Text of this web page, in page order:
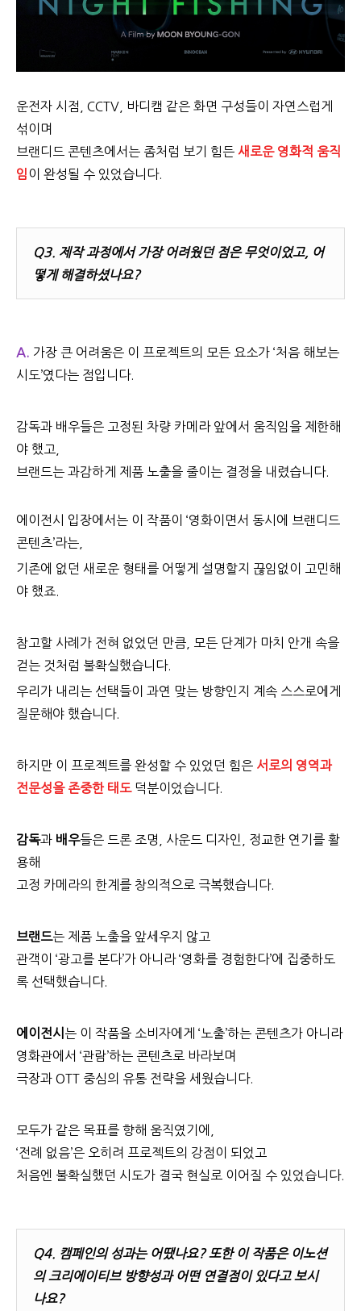
운전자 시점, CCTV, 바디캠 같은 화면 구성들이 자연스럽게
섞이며
브랜디드 콘텐츠에서는 좀처럼 보기 힘든 새로운 영화적 움직
임이 완성될 수 있었습니다.
Q3. 제작 과정에서 가장 어려웠던 점은 무엇이었고, 어
떻게 해결하셨나요?
A. 가장 큰 어려움은 이 프로젝트의 모든 요소가 ‘처음 해보는
시도’였다는 점입니다.
감독과 배우들은 고정된 차량 카메라 앞에서 움직임을 제한해
야 했고,
브랜드는 과감하게 제품 노출을 줄이는 결정을 내렸습니다.
에이전시 입장에서는 이 작품이 ‘영화이면서 동시에 브랜디드
콘텐츠’라는,
기존에 없던 새로운 형태를 어떻게 설명할지 끊임없이 고민해
야 했죠.
참고할 사례가 전혀 없었던 만큼, 모든 단계가 마치 안개 속을
걷는 것처럼 불확실했습니다.
우리가 내리는 선택들이 과연 맞는 방향인지 계속 스스로에게
질문해야 했습니다.
하지만 이 프로젝트를 완성할 수 있었던 힘은 서로의 영역과
전문성을 존중한 태도 덕분이었습니다.
감독과 배우들은 드론 조명, 사운드 디자인, 정교한 연기를 활
용해
고정 카메라의 한계를 창의적으로 극복했습니다.
브랜드는 제품 노출을 앞세우지 않고
관객이 ‘광고를 본다’가 아니라 ‘영화를 경험한다’에 집중하도
록 선택했습니다.
에이전시 는 이 작품을 소비자에게 ‘노출’하는 콘텐츠가 아니라
영화관에서 ‘관람’하는 콘텐츠로 바라보며
극장과 OTT 중심의 유통 전략을 세웠습니다.
모두가 같은 목표를 향해 움직였기에,
‘전례 없음’은 오히려 프로젝트의 강점이 되었고
처음엔 불확실했던 시도가 결국 현실로 이어질 수 있었습니다.
Q4.
캠페인의 성과는 어땠나요? 또한 이 작품은 이노션
의 크리에이티브 방향성과 어떤 연결점이 있다고 보시
나요?